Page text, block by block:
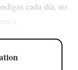
cada día, no